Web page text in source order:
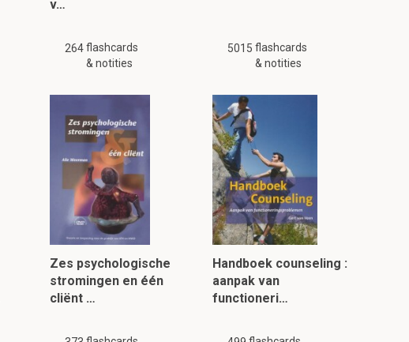
v…
264 flashcards
& notities
5015 flashcards
& notities
Zes psychologische
stromingen en één
cliënt …
Handboek counseling :
aanpak van
functioneri…